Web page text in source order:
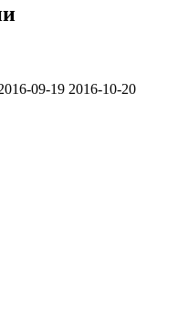
09-19 2016-10-20